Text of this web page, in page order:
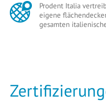
Prodent Italia
eigene
gesamten